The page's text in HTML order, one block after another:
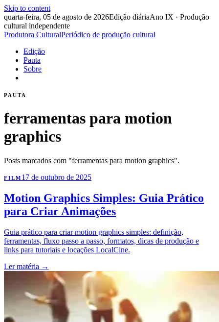
Skip to content
quarta-feira, 05 de agosto de 2026Edição diáriaAno IX · Produção
cultural independente
Produtora CulturalPeriódico de produção cultural
Edição
Pauta
Sobre
PAUTA
ferramentas para motion
graphics
Posts marcados com "ferramentas para motion graphics".
FILM 17 de outubro de 2025
Motion Graphics Simples: Guia Prático
para Criar Animações
Guia prático para criar motion graphics simples: definição,
ferramentas, fluxo passo a passo, formatos, dicas de produção e
links para tutoriais e locações LocalCine.
Ler matéria →